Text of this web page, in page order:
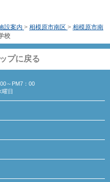
設案内 > 相模原市南区 > 相模原市南
校
プに戻る
～PM7：00
曜日